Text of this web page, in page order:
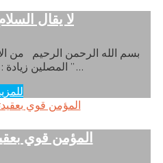
لا يقال
بسم الله الرحمن الرحيم من
المصلين زيادة : ” وإليك السلام ” …
المؤمن قوي